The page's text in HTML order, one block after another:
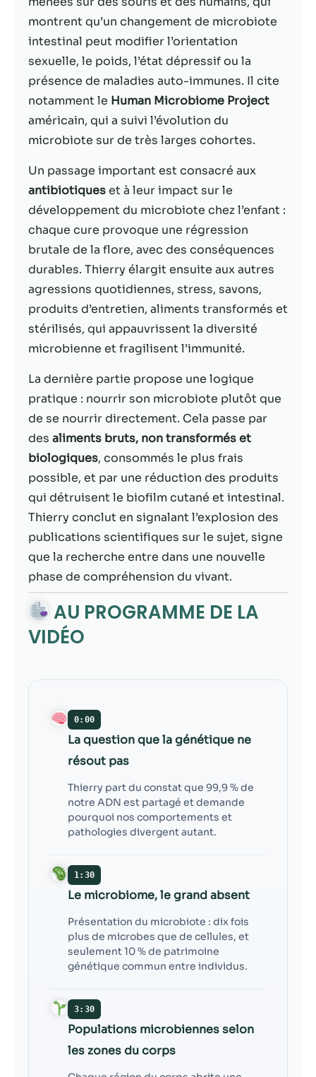
montrent qu’un changement de microbiote
intestinal peut modifier l’orientation
sexuelle, le poids, l’état dépressif ou la
présence de maladies auto-immunes. Il cite
notamment le Human Microbiome Project
américain, qui a suivi l’évolution du
microbiote sur de très larges cohortes.
Un passage important est consacré aux
antibiotiqueset à leur impact sur le
développement du microbiote chez l’enfant :
chaque cure provoque une régression
brutale de la flore, avec des conséquences
durables. Thierry élargit ensuite aux autres
agressions quotidiennes, stress, savons,
produits d’entretien, aliments transformés et
stérilisés, qui appauvrissent la diversité
microbienne et fragilisent l’immunité.
La dernière partie propose une logique
pratique : nourrir son microbiote plutôt que
de se nourrir directement. Cela passe par
des aliments bruts, non transformés et
biologiques, consommés le plus frais
possible, et par une réduction des produits
qui détruisent le biofilm cutané et intestinal.
Thierry conclut en signalant l’explosion des
publications scientifiques sur le sujet, signe
que la recherche entre dans une nouvelle
phase de compréhension du vivant.
AU PROGRAMME DE LA
VIDÉO
0:00
La question que la génétique ne
résout pas
Thierry part du constat que 99,9 % de
notre ADN est partagé et demande
pourquoi nos comportements et
pathologies divergent autant.
1:30
Le microbiome, le grand absent
Présentation du microbiote : dix fois
plus de microbes que de cellules, et
seulement 10 % de patrimoine
génétique commun entre individus.
3:30
Populations microbiennes selon
les zones du corps
utilisé.
Experience
Afin que notre
site Web
fonctionne
aussi bien que
possible lors
de votre visite.
ces cookies,
certaines
fonctionnalités
disparaîtront
du site Web.
Marketing
En partageant
votre intérêt et
votre
comportement
lorsque vous
visitez notre
site, vous
augmentez les
chances de
voir du
contenu et des
offres
personnalisés.